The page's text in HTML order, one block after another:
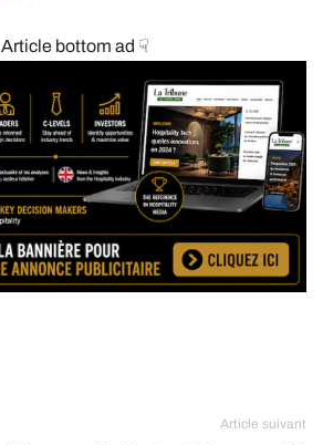
Article bottom ad ☟
Article suivant